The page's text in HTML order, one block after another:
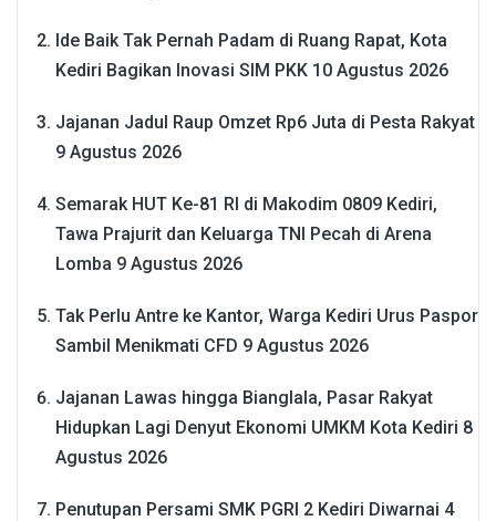
Ide Baik Tak Pernah Padam di Ruang Rapat, Kota
Kediri Bagikan Inovasi SIM PKK 10 Agustus 2026
Jajanan Jadul Raup Omzet Rp6 Juta di Pesta Rakyat
9 Agustus 2026
Semarak HUT Ke-81 RI di Makodim 0809 Kediri,
Tawa Prajurit dan Keluarga TNI Pecah di Arena
Lomba 9 Agustus 2026
Tak Perlu Antre ke Kantor, Warga Kediri Urus Paspor
Sambil Menikmati CFD 9 Agustus 2026
Jajanan Lawas hingga Bianglala, Pasar Rakyat
Hidupkan Lagi Denyut Ekonomi UMKM Kota Kediri 8
Agustus 2026
Penutupan Persami SMK PGRI 2 Kediri Diwarnai 4